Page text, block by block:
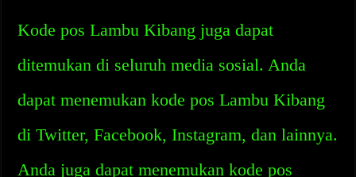
Kode pos Lambu Kibang juga dapat
ditemukan di seluruh media sosial. Anda
dapat menemukan kode pos Lambu Kibang
di Twitter, Facebook, Instagram, dan lainnya.
Anda juga dapat menemukan kode pos